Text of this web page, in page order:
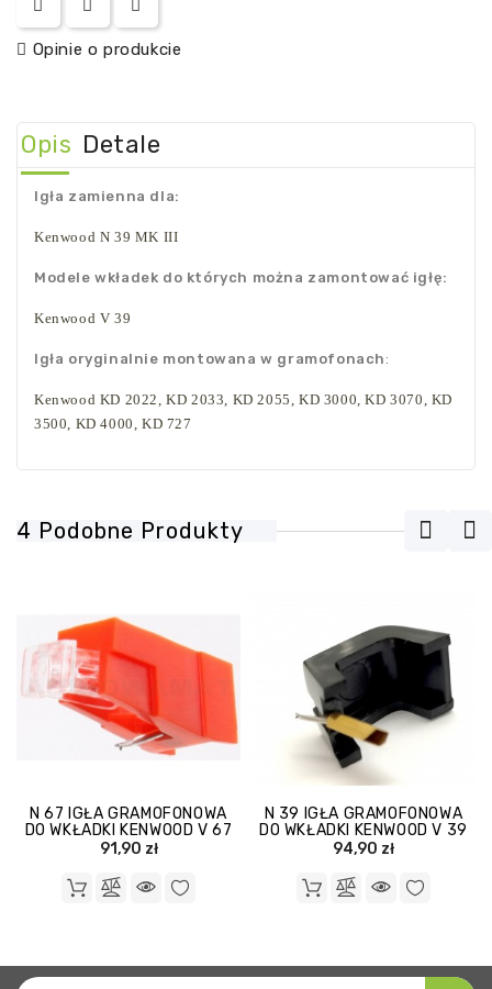
Opinie o produkcie
Opis Detale
Igła zamienna dla:
Kenwood N 39 MK III
Modele wkładek do których można zamontować igłę:
Kenwood V 39
Igła oryginalnie montowana w gramofonach :
Kenwood KD 2022, KD 2033, KD 2055, KD 3000, KD 3070, KD
3500, KD 4000, KD 727
4 Podobne Produkty
N 67 IGŁA GRAMOFONOWA
DO WKŁADKI KENWOOD V 67
91,90 zł
N 39 IGŁA GRAMOFONOWA
DO WKŁADKI KENWOOD V 39
94,90 zł